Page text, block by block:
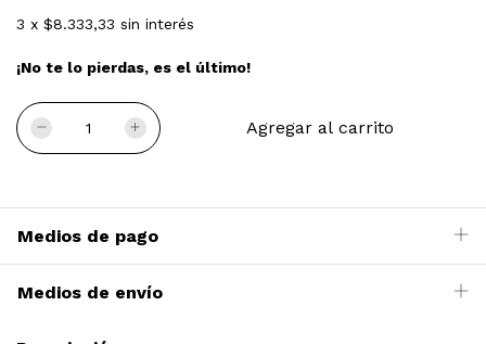
3 x $8.333,33 sin interés
¡No te lo pierdas, es el último!
Medios de pago
Medios de envío